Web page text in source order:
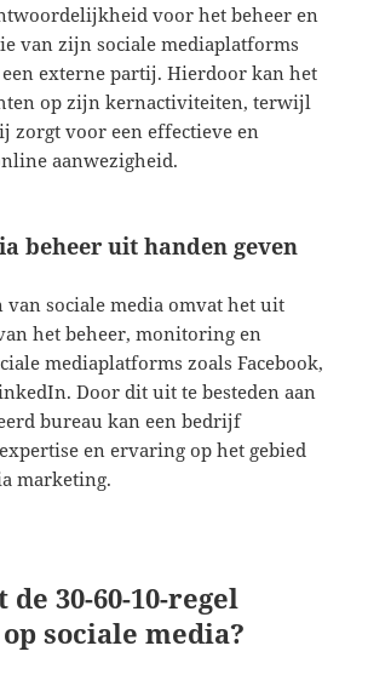
voor het beheer en
van zijn sociale mediaplatforms
externe partij. Hierdoor kan het
op zijn kernactiviteiten, terwijl
zorgt voor een effectieve en
aanwezigheid.
beheer uit handen geven
van sociale media omvat het uit
het beheer, monitoring en
mediaplatforms zoals Facebook,
Door dit uit te besteden aan
bureau kan een bedrijf
en ervaring op het gebied
marketing.
30-60-10-regel
sociale media?